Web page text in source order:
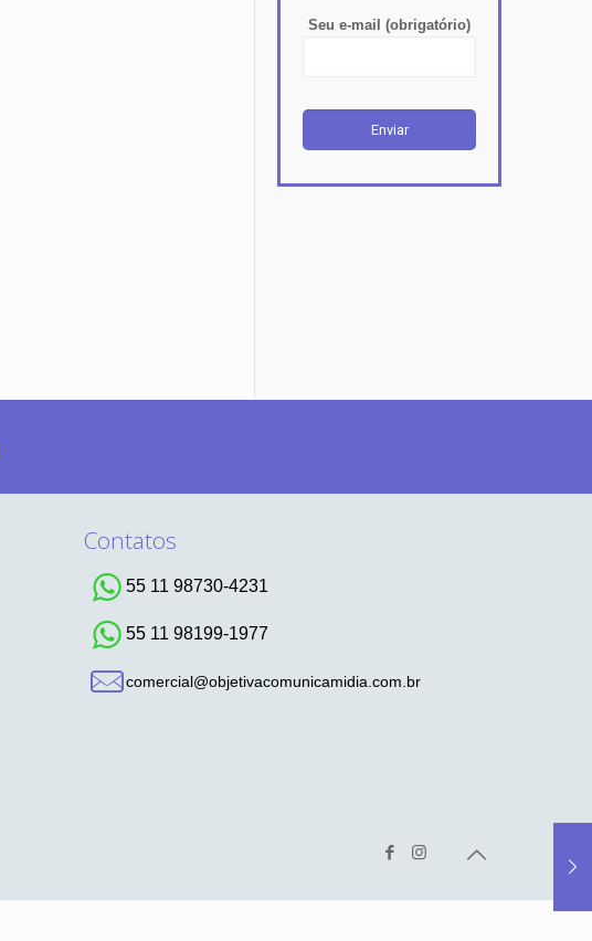
Seu e-mail (obrigatório)
Contatos
55 11 98730-4231
55 11 98199-1977
comercial@objetivacomunicamidia.com.br